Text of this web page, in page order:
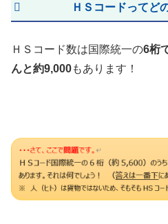
ＨＳコードってど
ＨＳコード数は国際統一の6桁
んと約9,000もあります！